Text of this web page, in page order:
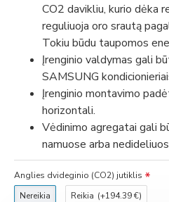
CO2 davikliu, kurio dėka
reguliuoja oro srautą
Tokiu būdu taupomos
Įrenginio valdymas gali
SAMSUNG
Įrenginio montavimo
horizontali.
Vėdinimo agregatai gali
namuose arba
Anglies dvideginio (CO2) jutiklis
Nereikia
Reikia (+194.39 €)